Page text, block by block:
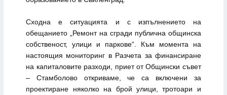
Сходна е ситуацията и с изпълнението на
обещанието „Ремонт на сгради публична общинска
собственост, улици и паркове“. Към момента на
настоящия мониторинг в Разчета за финансиране
на капиталовите разходи, приет от Общински съвет
– Стамболово откриваме, че са включени за
проектиране няколко на брой улици, тротоари и